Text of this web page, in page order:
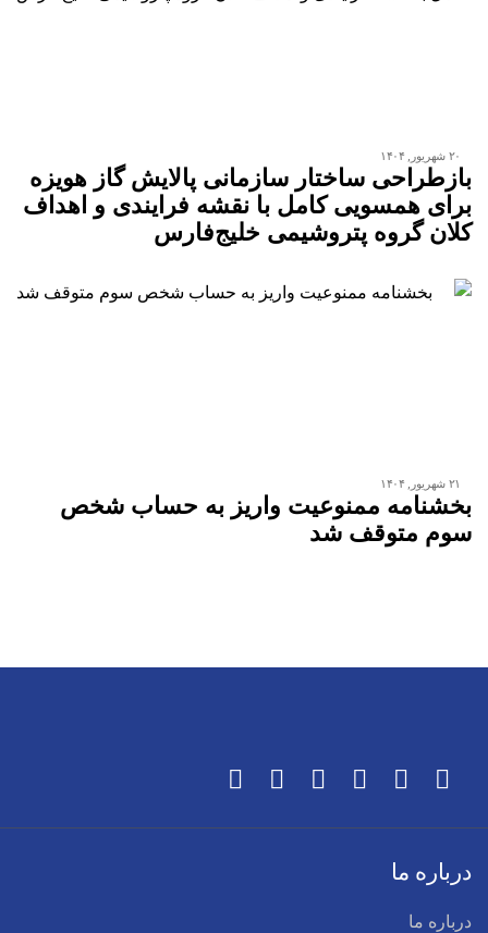
۲۰ شهریور, ۱۴۰۴
بازطراحی ساختار سازمانی پالایش گاز هویزه
برای همسویی کامل با نقشه فرایندی و اهداف
کلان گروه پتروشیمی خلیج‌فارس
۲۱ شهریور, ۱۴۰۴
بخشنامه ممنوعیت واریز به حساب شخص
سوم متوقف شد
درباره ما
درباره ما